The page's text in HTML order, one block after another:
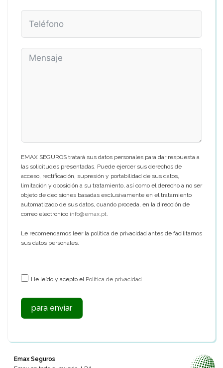
EMAX SEGUROS tratará sus datos personales para dar respuesta a
las solicitudes presentadas. Puede ejercer sus derechos de
acceso, rectificación, supresión y portabilidad de sus datos,
limitación y oposición a su tratamiento, así como el derecho a no ser
objeto de decisiones basadas exclusivamente en el tratamiento
automatizado de sus datos, cuando proceda, en la dirección de
correo electrónico info@emax.pt.
Le recomendamos leer la política de privacidad antes de facilitarnos
sus datos personales.
He leído y acepto elPolítica de privacidad
para enviar
Emax Seguros